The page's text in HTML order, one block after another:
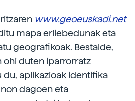
www.geoeuskadi.net
mapa erliebedunak eta
geografikoak. Bestalde,
ohi duten iparrorratz
du, aplikazioak identifika
dagoen eta